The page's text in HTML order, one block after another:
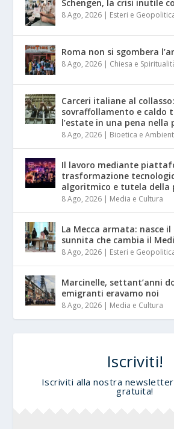
Schengen, la crisi inutile
8 Ago, 2026 | Esteri e
Roma non si sgombera
8 Ago, 2026 | Chiesa e
Carceri italiane al collasso:
sovraffollamento e caldo
l’estate in una pena nella
8 Ago, 2026 | Bioetica e
Il lavoro mediante
trasformazione
algoritmico e tutela della
8 Ago, 2026 | Media e Cultura
La Mecca armata: nasce
sunnita che cambia il
8 Ago, 2026 | Esteri e
Marcinelle, settant’anni
emigranti eravamo noi
8 Ago, 2026 | Media e Cultura
Iscriviti!
Iscriviti alla nostra
gratuita!